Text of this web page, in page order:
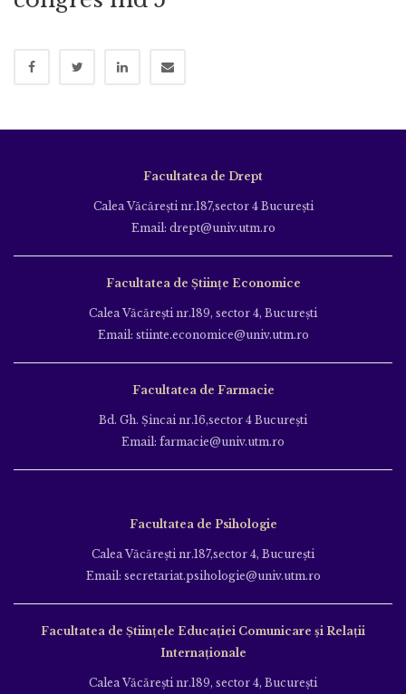
Facultatea de Drept
Calea Văcăreşti nr.187,sector 4 Bucureşti
Email: drept@univ.utm.ro
Facultatea de Științe Economice
Calea Văcăreşti nr.189, sector 4, Bucureşti
Email: stiinte.economice@univ.utm.ro
Facultatea de Farmacie
Bd. Gh. Şincai nr.16,sector 4 Bucureşti
Email: farmacie@univ.utm.ro
Facultatea de Psihologie
Calea Văcăreşti nr.187,sector 4, Bucureşti
Email: secretariat.psihologie@univ.utm.ro
Facultatea de Ştiinţele Educației Comunicare și Relații
Internaționale
Calea Văcăreşti nr.189, sector 4, Bucureşti